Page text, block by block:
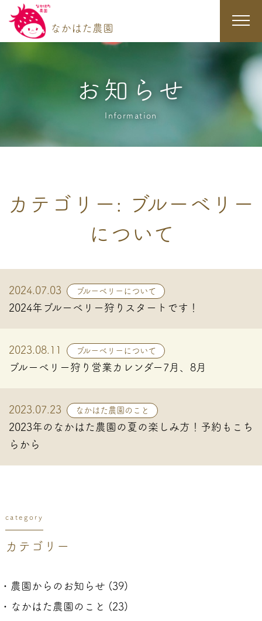
なかはた農園
なかはた農園
商品紹介
お知らせ
なかはた農園公式LINE
ウェブ予約
農園ショップ
お知らせ
Information
カテゴリー: ブルーベリー
について
2024.07.03 ブルーベリーについて
2024年ブルーベリー狩りスタートです！
2023.08.11 ブルーベリーについて
ブルーベリー狩り営業カレンダー7月、8月
2023.07.23 なかはた農園のこと
2023年のなかはた農園の夏の楽しみ方！予約もこち
らから
category
カテゴリー
農園からのお知らせ (39)
なかはた農園のこと
(23)